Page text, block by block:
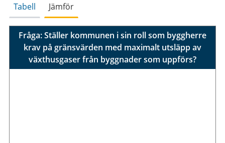
Tabell Jämför
Fråga: Ställer kommunen i sin roll som byggherre
krav på gränsvärden med maximalt utsläpp av
växthusgaser från byggnader som uppförs?